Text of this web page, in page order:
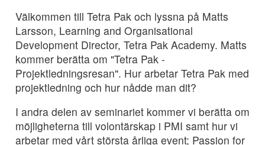
Välkommen till Tetra Pak och lyssna på Matts
Larsson, Learning and Organisational
Development Director, Tetra Pak Academy. Matts
kommer berätta om "Tetra Pak -
Projektledningsresan". Hur arbetar Tetra Pak med
projektledning och hur nådde man dit?
I andra delen av seminariet kommer vi berätta om
möjligheterna till volontärskap i PMI samt hur vi
arbetar med vårt största årliga event; Passion for